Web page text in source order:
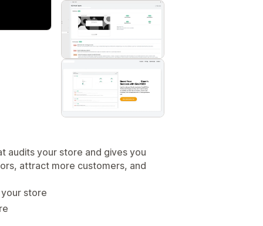
audits your store and gives you
attract more customers, and
store